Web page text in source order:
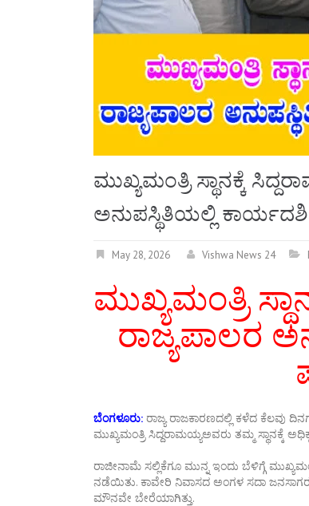
ಮುಖ್ಯಮಂತ್ರಿ ಸ್ಥಾನಕ್ಕೆ
ಅನುಪಸ್ಥಿತಿಯಲ್ಲಿ
May 28, 2026 Vishwa News 24
ಮುಖ್ಯಮಂತ್ರಿ
ರಾಜ್ಯಪಾಲರ
ಬೆಂಗಳೂರು: ರಾಜ್ಯ ರಾಜಕಾರಣದಲ್ಲಿ ಕಳೆದ ಕೆಲವು
ಮುಖ್ಯಮಂತ್ರಿ ಸಿದ್ದರಾಮಯ್ಯಅವರು ತಮ್ಮ ಸ್ಥಾನಕ್ಕೆ
ರಾಜೀನಾಮೆ ಸಲ್ಲಿಕೆಗೂ ಮುನ್ನ ಇಂದು ಬೆಳಿಗ್ಗೆ
ನಡೆಯಿತು. ಕಾವೇರಿ ನಿವಾಸದ ಅಂಗಳ ಸದಾ
ಮೌನವೇ ಬೇರೆಯಾಗಿತ್ತು.